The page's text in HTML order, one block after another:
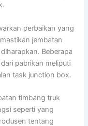
perbaikan yang
jembatan
Beberapa
pabrikan meliputi
task junction box.
timbang truk
seperti yang
tentang